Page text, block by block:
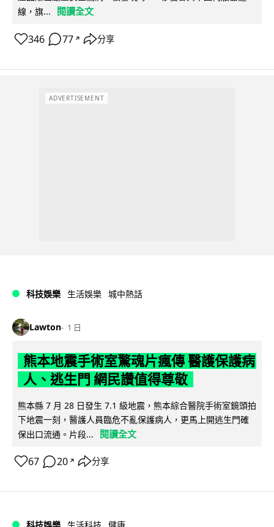
線，旗...
閱讀全文
346 77 ↗ 分享
ADVERTISEMENT
科技娛樂 生活娛樂 城中熱話
Lawton 1 日
熊本地震手術室驚魂片瘋傳 醫護保護病
人、逃生門 網民讚值得尊敬
熊本縣 7 月 28 日發生 7.1 級地震，熊本綜合醫院手術室鏡頭拍
下地震一刻，醫護人員臨危不亂保護病人，更馬上開逃生門確
保出口流通。片段...
閱讀全文
67 20 ↗ 分享
科技娛樂 生活科技 健康